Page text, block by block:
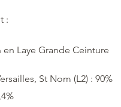
:
Laye Grande Ceinture
St Nom (L2) : 90%